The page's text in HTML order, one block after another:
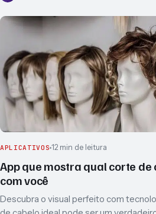
APLICATIVOS 12 min de leitura
App que mostra qual corte de
com você
Descubra o visual perfeito com